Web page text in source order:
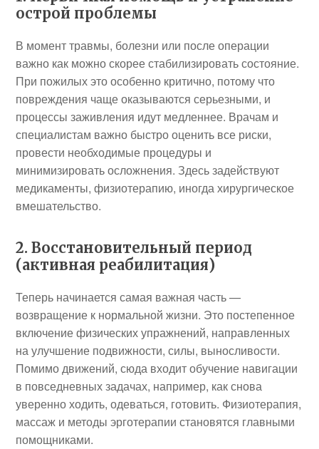
острой проблемы
В момент травмы, болезни или после операции
важно как можно скорее стабилизировать состояние.
При пожилых это особенно критично, потому что
повреждения чаще оказываются серьезными, и
процессы заживления идут медленнее. Врачам и
специалистам важно быстро оценить все риски,
провести необходимые процедуры и
минимизировать осложнения. Здесь задействуют
медикаменты, физиотерапию, иногда хирургическое
вмешательство.
2. Восстановительный период
(активная реабилитация)
Теперь начинается самая важная часть —
возвращение к нормальной жизни. Это постепенное
включение физических упражнений, направленных
на улучшение подвижности, силы, выносливости.
Помимо движений, сюда входит обучение навигации
в повседневных задачах, например, как снова
уверенно ходить, одеваться, готовить. Физиотерапия,
массаж и методы эрготерапии становятся главными
помощниками.